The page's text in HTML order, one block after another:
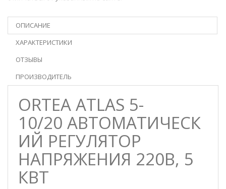
ОПИСАНИЕ
ХАРАКТЕРИСТИКИ
ОТЗЫВЫ
ПРОИЗВОДИТЕЛЬ
ORTEA ATLAS 5-
10/20 АВТОМАТИЧЕСК
ИЙ РЕГУЛЯТОР
НАПРЯЖЕНИЯ 220В, 5
КВТ